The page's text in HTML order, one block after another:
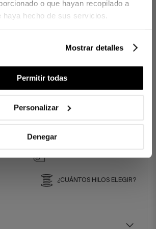
o que hayan recopilado a
haya hecho de sus servicios.
Mostrar detalles
Permitir todas
Personalizar
Denegar
del mismo tejido
agrupado
¿CUÁNTOS HILOS ELEGIR?